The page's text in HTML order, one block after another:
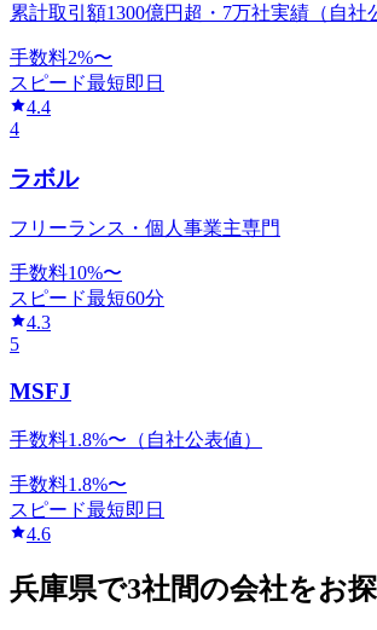
累計取引額1300億円超・7万社実績（自社
手数料2%〜
スピード最短即日
4.4
4
ラボル
フリーランス・個人事業主専門
手数料10%〜
スピード最短60分
4.3
5
MSFJ
手数料1.8%〜（自社公表値）
手数料1.8%〜
スピード最短即日
4.6
兵庫県で3社間の会社をお